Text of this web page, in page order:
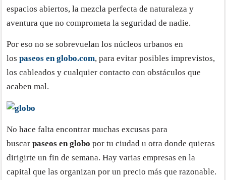
espacios abiertos, la mezcla perfecta de naturaleza y
aventura que no comprometa la seguridad de nadie.
Por eso no se sobrevuelan los núcleos urbanos en
lospaseos en globo.com, para evitar posibles imprevistos,
los cableados y cualquier contacto con obstáculos que
acaben mal.
No hace falta encontrar muchas excusas para
buscarpaseos en globo por tu ciudad u otra donde quieras
dirigirte un fin de semana. Hay varias empresas en la
capital que las organizan por un precio más que razonable.